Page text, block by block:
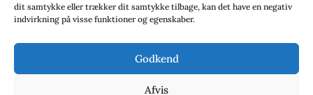
dit samtykke eller trækker dit samtykke tilbage, kan det have en negativ
indvirkning på visse funktioner og egenskaber.
Godkend
Afvis
Sverige: Översättarcentrum (ÖC)
deutschsprachiger Übersetzer (VdÜ)